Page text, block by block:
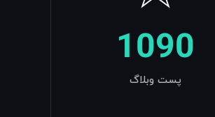
1090
پست وبلاگ